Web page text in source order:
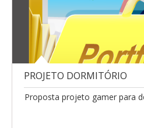
PROJETO DORMITÓRIO
Proposta projeto gamer para